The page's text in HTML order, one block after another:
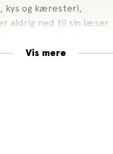
kys og kæresteri,
aldrig ned til sin læser
i sit mere og mere
Vis mere